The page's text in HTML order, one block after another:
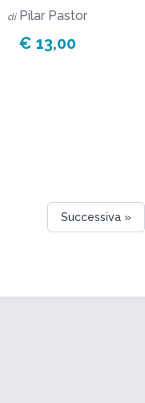
di Pilar Pastor
€ 13,00
Successiva »